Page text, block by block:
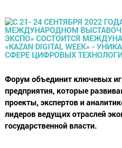
Форум объединит ключевых
предприятия, которые
проекты, экспертов и
лидеров ведущих отраслей
государственной власти.